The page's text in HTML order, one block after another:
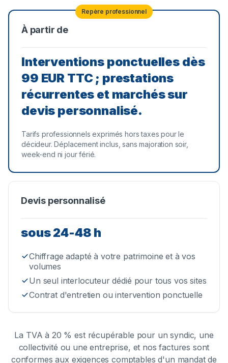
Repère professionnel
À partir de
Interventions ponctuelles dès
99 EUR TTC ; prestations
récurrentes et marchés sur
devis personnalisé.
Tarifs professionnels exprimés hors taxes pour le
décideur. Déplacement inclus, sans majoration soir,
week-end ni jour férié.
Devis personnalisé
sous 24-48 h
Chiffrage adapté à votre patrimoine et à vos
volumes
Un seul interlocuteur dédié pour tous vos sites
Contrat d'entretien ou intervention ponctuelle
La TVA à 20 % est récupérable pour un syndic, une
collectivité ou une entreprise, et nos factures sont
conformes aux exigences comptables d'un mandat de